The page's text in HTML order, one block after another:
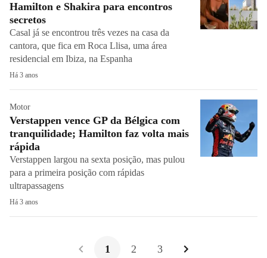
Hamilton e Shakira para encontros
secretos
Casal já se encontrou três vezes na casa da
cantora, que fica em Roca Llisa, uma área
residencial em Ibiza, na Espanha
Há 3 anos
Motor
Verstappen vence GP da Bélgica com
tranquilidade; Hamilton faz volta mais
rápida
Verstappen largou na sexta posição, mas pulou
para a primeira posição com rápidas
ultrapassagens
Há 3 anos
1 2 3